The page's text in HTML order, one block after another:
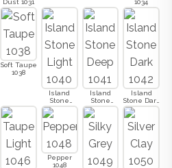
Dust 1031
1034
Soft Taupe
1038
Island
Stone
Light 1040
Island
Stone
Deep 1041
Island
Stone Dark
1042
Pepper
1048